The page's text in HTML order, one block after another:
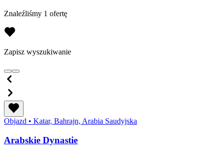
Znaleźliśmy 1 ofertę
Zapisz wyszukiwanie
Objazd • Katar, Bahrajn, Arabia Saudyjska
Arabskie Dynastie